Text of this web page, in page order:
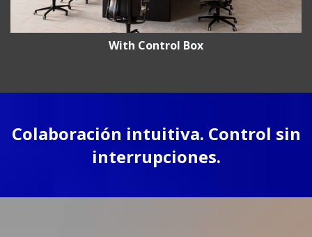
With Control Box
Colaboración intuitiva. Control sin
interrupciones.